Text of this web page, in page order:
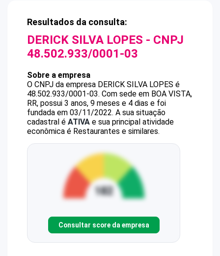
Resultados da consulta:
DERICK SILVA LOPES - CNPJ
48.502.933/0001-03
Sobre a empresa
O CNPJ da empresa DERICK SILVA LOPES é
48.502.933/0001-03. Com sede em BOA VISTA,
RR, possui 3 anos, 9 meses e 4 dias e foi
fundada em 03/11/2022. A sua situação
cadastral é ATIVA e sua principal atividade
econômica é Restaurantes e similares.
Consultar score da empresa